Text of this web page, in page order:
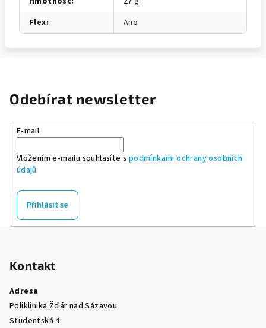
Flex: Ano
Odebírat newsletter
E-mail
Vložením e-mailu souhlasíte s podmínkami ochrany osobních
údajů
Přihlásit se
Kontakt
Adresa
Poliklinika Žďár nad Sázavou
Studentská 4